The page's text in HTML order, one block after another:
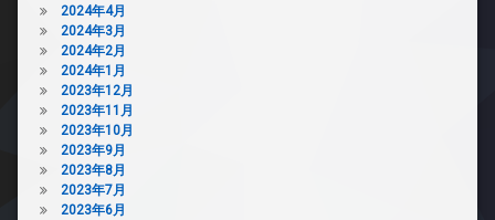
防
犯
カ
メ
ラ
駐
車
場
駐
輪
2024年4月
2024年3月
2024年2月
2024年1月
2023年12月
2023年11月
2023年10月
2023年9月
2023年8月
2023年7月
2023年6月